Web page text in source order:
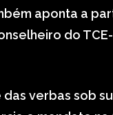
aponta a
do
verbas sob